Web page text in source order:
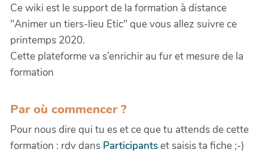
Ce wiki est le support de la formation à distance
"Animer un tiers-lieu Etic" que vous allez suivre ce
printemps 2020.
Cette plateforme va s’enrichir au fur et mesure de la
formation
Par où commencer ?
Pour nous dire qui tu es et ce que tu attends de cette
formation : rdv dans Participantset saisis ta fiche ;-)